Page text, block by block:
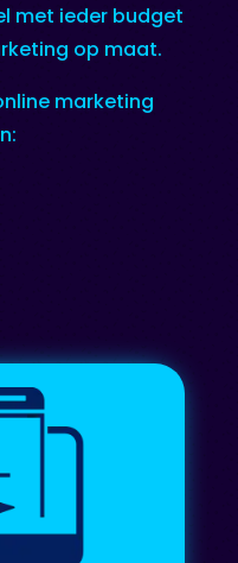
met ieder budget
op maat.
marketing